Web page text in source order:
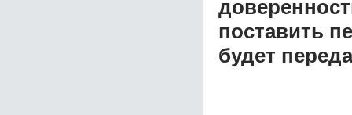
поставить
будет